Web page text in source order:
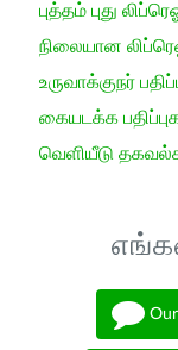
புத்தம் புது
நிலையான
உருவாக்குநர்
கையடக்க
வெளியீடு